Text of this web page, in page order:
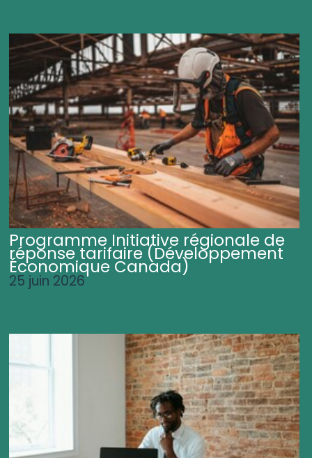
Programme Initiative régionale de
réponse tarifaire (Développement
Économique Canada)
25 juin 2026